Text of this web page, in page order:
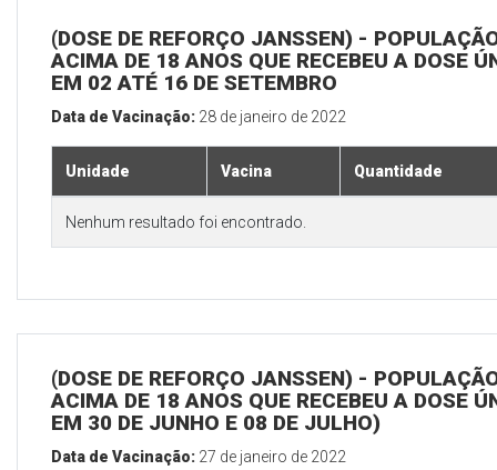
(DOSE DE REFORÇO JANSSEN) -
ACIMA DE 18 ANOS QUE RECEBEU A DOSE
EM 02 ATÉ 16 DE SETEMBRO
Data de Vacinação: 28 de janeiro de 2022
Unidade Vacina Quantidade
Nenhum resultado foi encontrado.
(DOSE DE REFORÇO JANSSEN) -
ACIMA DE 18 ANOS QUE RECEBEU A DOSE
EM 30 DE JUNHO E 08 DE JULHO)
Data de Vacinação: 27 de janeiro de 2022